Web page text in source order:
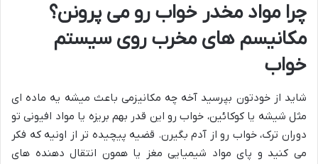
چرا مواد مخدر خواب رو می پرونن؟
مکانیسم های مخرب روی سیستم
خواب
شاید از خودتون بپرسید آخه چه مکانیزمی باعث میشه یه ماده ای
مثل شیشه یا کوکائین، خواب رو این قدر بهم بریزه یا مواد افیونی تو
دوران ترک، خواب رو از آدم بگیرن. قضیه پیچیده تر از اونیه که فکر
می کنید و پای مواد شیمیایی مغز یا همون انتقال دهنده های